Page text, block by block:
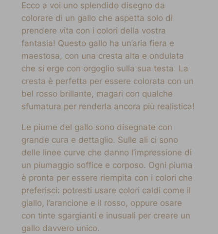
Ecco a voi uno splendido disegno da
colorare di un gallo che aspetta solo di
prendere vita con i colori della vostra
fantasia! Questo gallo ha un’aria fiera e
maestosa, con una cresta alta e ondulata
che si erge con orgoglio sulla sua testa. La
cresta è perfetta per essere colorata con un
bel rosso brillante, magari con qualche
sfumatura per renderla ancora più realistica!
Le piume del gallo sono disegnate con
grande cura e dettaglio. Sulle ali ci sono
delle linee curve che danno l’impressione di
un piumaggio soffice e corposo. Ogni piuma
è pronta per essere riempita con i colori che
preferisci: potresti usare colori caldi come il
giallo, l’arancione e il rosso, oppure osare
con tinte sgargianti e inusuali per creare un
gallo davvero unico.